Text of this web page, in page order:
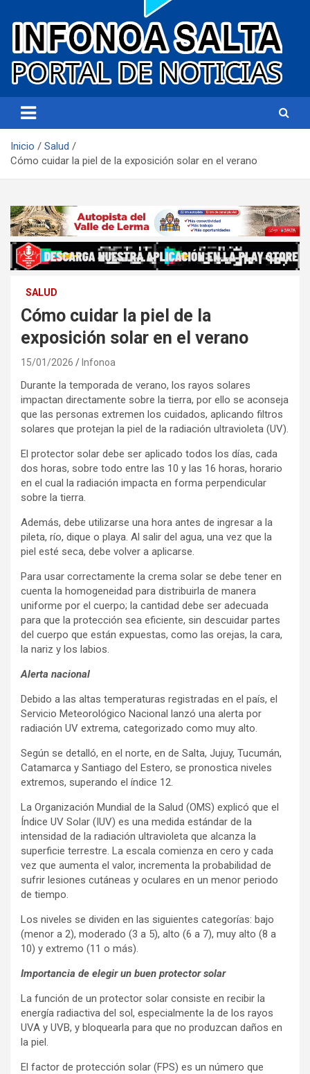
Infonoa Salta
Inicio
Salud
Cómo cuidar la piel de la exposición solar en el verano
SALUD
Cómo cuidar la piel de la
exposición solar en el verano
15/01/2026 Infonoa
Durante la temporada de verano, los rayos solares
impactan directamente sobre la tierra, por ello se aconseja
que las personas extremen los cuidados, aplicando filtros
solares que protejan la piel de la radiación ultravioleta (UV).
El protector solar debe ser aplicado todos los días, cada
dos horas, sobre todo entre las 10 y las 16 horas, horario
en el cual la radiación impacta en forma perpendicular
sobre la tierra.
Además, debe utilizarse una hora antes de ingresar a la
pileta, río, dique o playa. Al salir del agua, una vez que la
piel esté seca, debe volver a aplicarse.
Para usar correctamente la crema solar se debe tener en
cuenta la homogeneidad para distribuirla de manera
uniforme por el cuerpo; la cantidad debe ser adecuada
para que la protección sea eficiente, sin descuidar partes
del cuerpo que están expuestas, como las orejas, la cara,
la nariz y los labios.
Alerta nacional
Debido a las altas temperaturas registradas en el país, el
Servicio Meteorológico Nacional lanzó una alerta por
radiación UV extrema, categorizado como muy alto.
Según se detalló, en el norte, en de Salta, Jujuy, Tucumán,
Catamarca y Santiago del Estero, se pronostica niveles
extremos, superando el índice 12.
La Organización Mundial de la Salud (OMS) explicó que el
Índice UV Solar (IUV) es una medida estándar de la
intensidad de la radiación ultravioleta que alcanza la
superficie terrestre. La escala comienza en cero y cada
vez que aumenta el valor, incrementa la probabilidad de
sufrir lesiones cutáneas y oculares en un menor periodo
de tiempo.
Los niveles se dividen en las siguientes categorías: bajo
(menor a 2), moderado (3 a 5), alto (6 a 7), muy alto (8 a
10) y extremo (11 o más).
Importancia de elegir un buen protector solar
La función de un protector solar consiste en recibir la
energía radiactiva del sol, especialmente la de los rayos
UVA y UVB, y bloquearla para que no produzcan daños en
la piel.
El factor de protección solar (FPS) es un número que